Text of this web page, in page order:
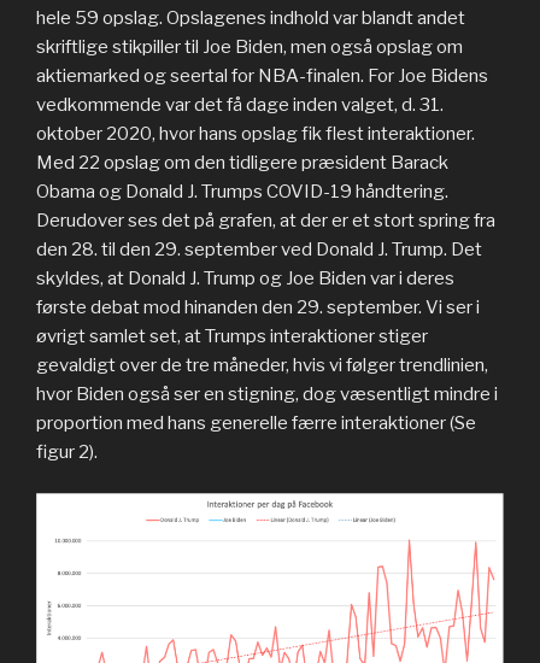
hele 59 opslag. Opslagenes indhold var blandt andet
skriftlige stikpiller til Joe Biden, men også opslag om
aktiemarked og seertal for NBA-finalen. For Joe Bidens
vedkommende var det få dage inden valget, d. 31.
oktober 2020, hvor hans opslag fik flest interaktioner.
Med 22 opslag om den tidligere præsident Barack
Obama og Donald J. Trumps COVID-19 håndtering.
Derudover ses det på grafen, at der er et stort spring fra
den 28. til den 29. september ved Donald J. Trump. Det
skyldes, at Donald J. Trump og Joe Biden var i deres
første debat mod hinanden den 29. september. Vi ser i
øvrigt samlet set, at Trumps interaktioner stiger
gevaldigt over de tre måneder, hvis vi følger trendlinien,
hvor Biden også ser en stigning, dog væsentligt mindre i
proportion med hans generelle færre interaktioner (Se
figur 2).